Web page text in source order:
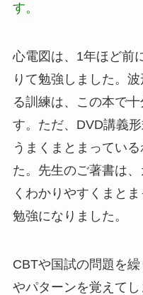
す。
心電図は、1年ほど前
りて勉強しました。
る訓練は、この本で
す。ただ、DVD講義
うまくまとまってい
た。先生のご著書は
くわかりやすくまと
勉強になりました。
CBTや国試の問題を
やパターンを覚えて